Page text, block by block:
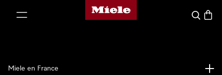
Page d'accueil Miele
Search
Miele en France